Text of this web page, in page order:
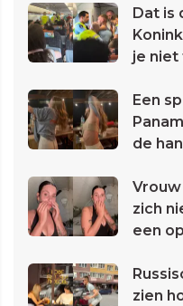
Dat is
je niet
Een
de
zich
een
zien